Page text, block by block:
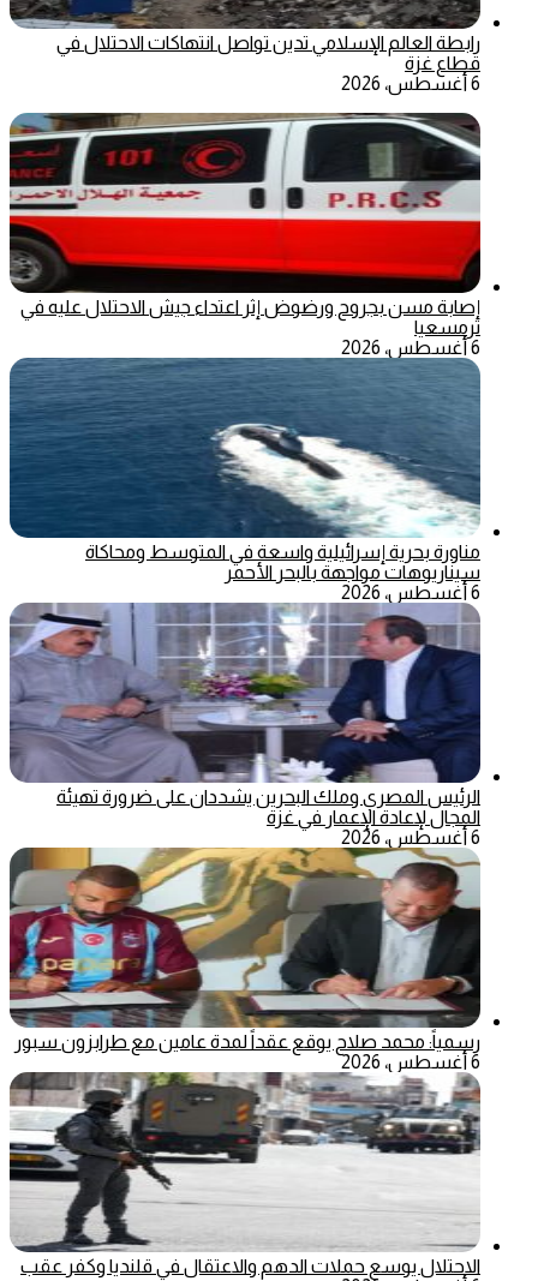
رابطة العالم الإسلامي تدين تواصل انتهاكات الاحتلال في
قطاع غزة
6 أغسطس، 2026
إصابة مسن بجروح ورضوض إثر اعتداء جيش الاحتلال عليه في
ترمسعيا
6 أغسطس، 2026
مناورة بحرية إسرائيلية واسعة في المتوسط ومحاكاة
سيناريوهات مواجهة بالبحر الأحمر
6 أغسطس، 2026
الرئيس المصري وملك البحرين يشددان على ضرورة تهيئة
المجال لإعادة الإعمار في غزة
6 أغسطس، 2026
رسمياً: محمد صلاح يوقع عقداً لمدة عامين مع طرابزون سبور
6 أغسطس، 2026
الاحتلال يوسع حملات الدهم والاعتقال في قلنديا وكفر عقب